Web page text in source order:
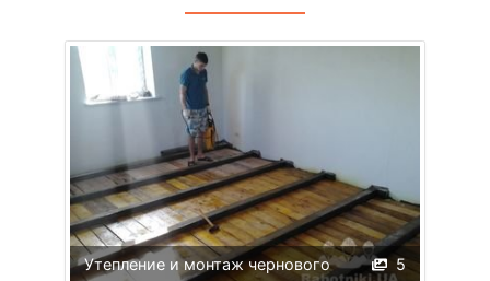
5
Утепление и монтаж чернового